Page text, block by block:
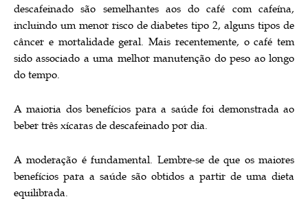
descafeinado são semelhantes aos do café com cafeína,
incluindo um menor risco de diabetes tipo 2, alguns tipos de
câncer e mortalidade geral. Mais recentemente, o café tem
sido associado a uma melhor manutenção do peso ao longo
do tempo.
A maioria dos benefícios para a saúde foi demonstrada ao
beber três xícaras de descafeinado por dia.
A moderação é fundamental. Lembre-se de que os maiores
benefícios para a saúde são obtidos a partir de uma dieta
equilibrada.